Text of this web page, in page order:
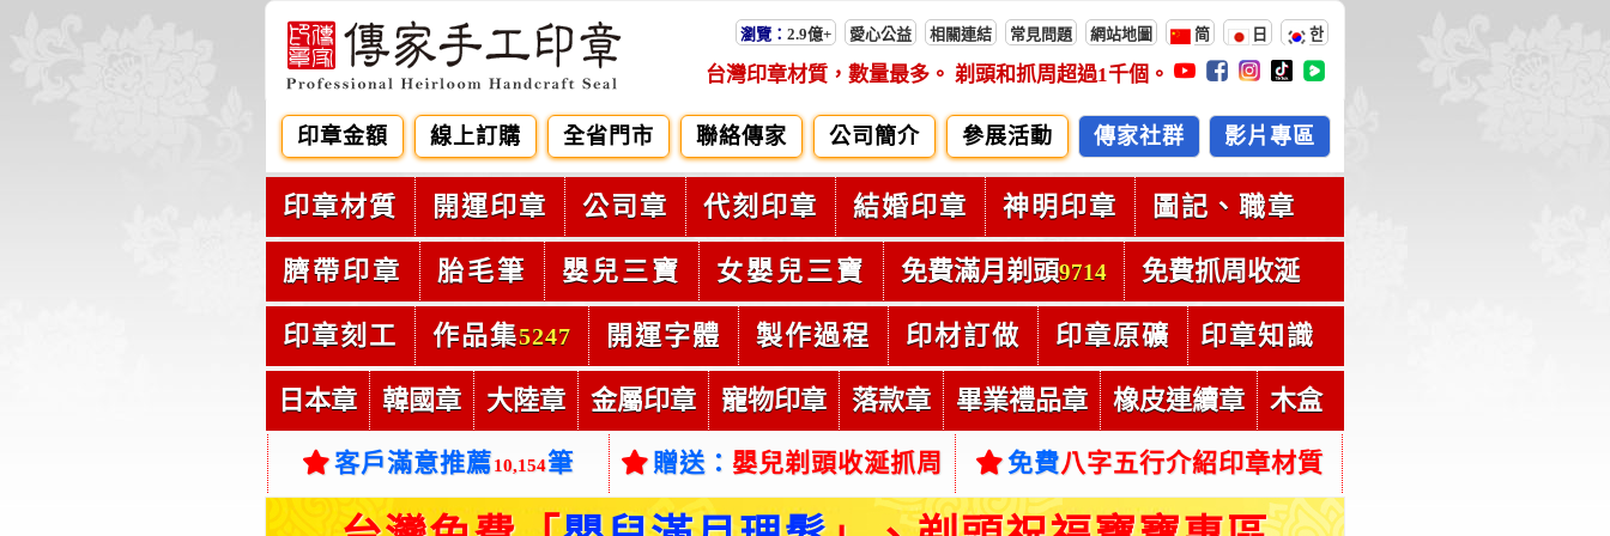
瀏覽： 2.9億+ 愛心公益 相關連結 常見問題 網站地圖 简 日 한
台灣印章材質，數量最多。 剃頭和抓周超過1千個。
印章金額 線上訂購 全省門市 聯絡傳家 公司簡介 參展活動 傳家社群 影片專區
印章材質 開運印章 公司章 代刻印章 結婚印章 神明印章 圖記、職章
臍帶印章 胎毛筆 嬰兒三寶 女嬰兒三寶 免費滿月剃頭9714 免費抓周收涎
印章刻工 作品集5247 開運字體 製作過程 印材訂做 印章原礦 印章知識
日本章 韓國章 大陸章 金屬印章 寵物印章 落款章 畢業禮品章 橡皮連續章 木盒
客戶滿意推薦10,154筆 贈送： 嬰兒剃頭收涎抓周 免費八字五行介紹印章材質